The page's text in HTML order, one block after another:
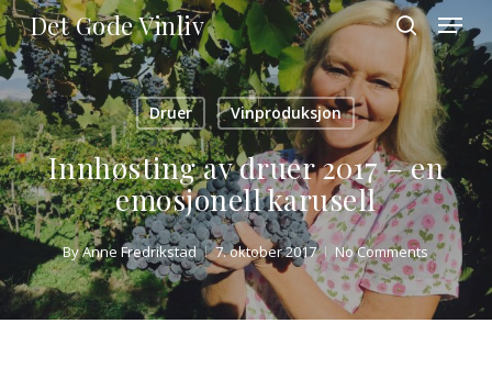
Skip
to
main
content
Det Gode Vinliv
search
Menu
Druer Vinproduksjon
Innhøsting av druer 2017 – en
emosjonell karusell
ByAnne Fredrikstad 7. oktober 2017 No Comments
Close
Menu